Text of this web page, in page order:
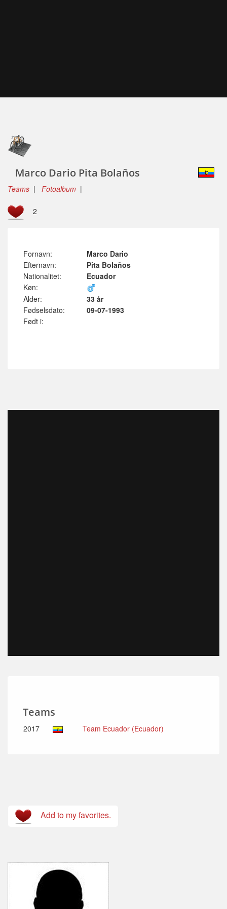
Marco Dario Pita Bolaños
Teams | Fotoalbum |
2
Fornavn:
Marco Dario
Efternavn:
Pita Bolaños
Nationalitet:
Ecuador
Køn:
Alder:
33 år
Fødselsdato:
09-07-1993
Født i:
Teams
2017 Team Ecuador (Ecuador)
Add to my favorites.